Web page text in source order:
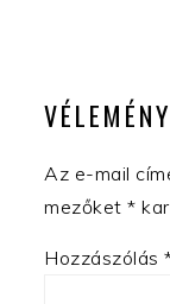
Az e-mail
mezőket *
Hozzászólás